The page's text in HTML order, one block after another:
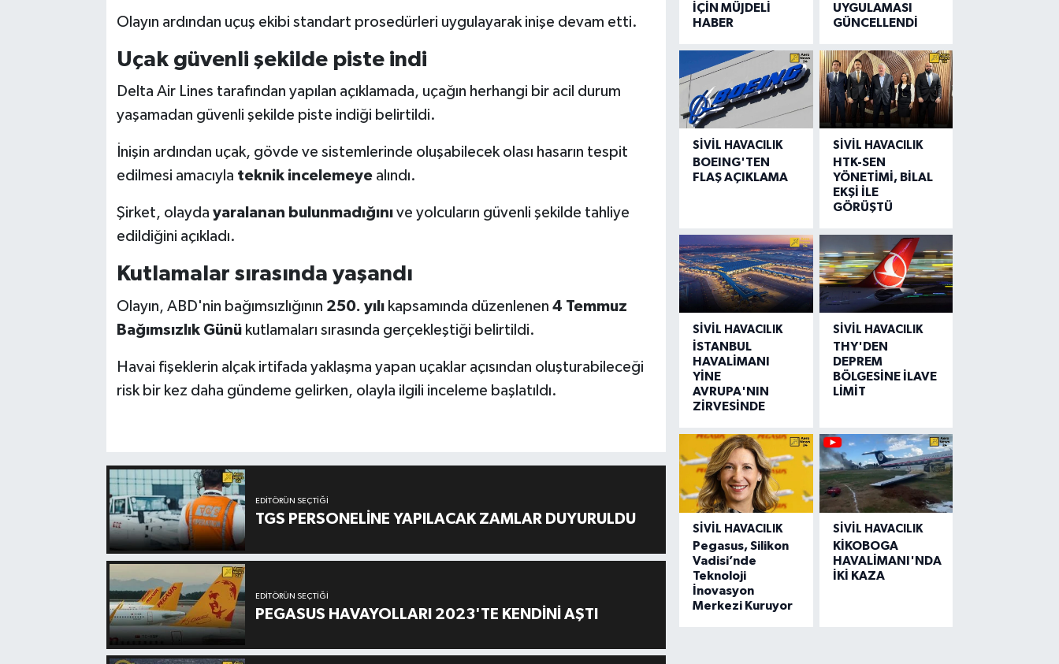
Olayın ardından uçuş ekibi standart prosedürleri uygulayarak inişe devam etti.
Uçak güvenli şekilde piste indi
Delta Air Lines tarafından yapılan açıklamada, uçağın herhangi bir acil durum
yaşamadan güvenli şekilde piste indiği belirtildi.
İnişin ardından uçak, gövde ve sistemlerinde oluşabilecek olası hasarın tespit
edilmesi amacıyla teknik incelemeyealındı.
Şirket, olayda yaralanan bulunmadığınıve yolcuların güvenli şekilde tahliye
edildiğini açıkladı.
Kutlamalar sırasında yaşandı
Olayın, ABD'nin bağımsızlığının 250. yılıkapsamında düzenlenen 4 Temmuz
Bağımsızlık Günükutlamaları sırasında gerçekleştiği belirtildi.
Havai fişeklerin alçak irtifada yaklaşma yapan uçaklar açısından oluşturabileceği
risk bir kez daha gündeme gelirken, olayla ilgili inceleme başlatıldı.
EDITÖRÜN SEÇTIĞI
TGS PERSONELİNE YAPILACAK ZAMLAR DUYURULDU
EDITÖRÜN SEÇTIĞI
PEGASUS HAVAYOLLARI 2023'TE KENDİNİ AŞTI
İÇİN MÜJDELİ
HABER
UYGULAMASI
GÜNCELLENDİ
SIVIL HAVACILIK
BOEING'TEN
FLAŞ AÇIKLAMA
SIVIL HAVACILIK
HTK-SEN
YÖNETİMİ, BİLAL
EKŞİ İLE
GÖRÜŞTÜ
SIVIL HAVACILIK
İSTANBUL
HAVALİMANI
YİNE
AVRUPA'NIN
ZİRVESİNDE
SIVIL HAVACILIK
THY'DEN
DEPREM
BÖLGESİNE İLAVE
LİMİT
SIVIL HAVACILIK
Pegasus, Silikon
Vadisi’nde
Teknoloji
İnovasyon
Merkezi Kuruyor
SIVIL HAVACILIK
KİKOBOGA
HAVALİMANI'NDA
İKİ KAZA